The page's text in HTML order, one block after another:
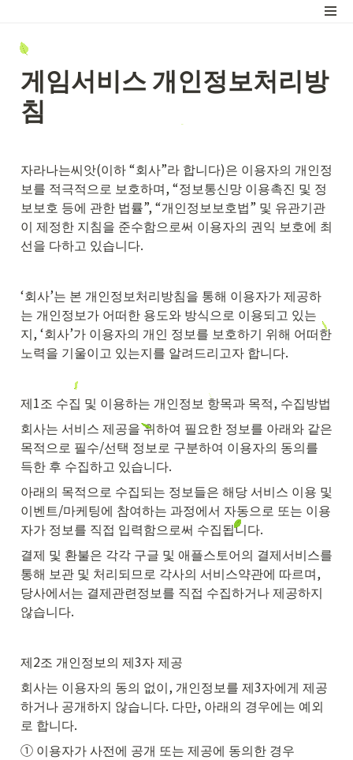
게임서비스 개인정보처리방
침
자라나는씨앗(이하 “회사”라 합니다)은 이용자의 개인정
보를 적극적으로 보호하며, “정보통신망 이용촉진 및 정
보보호 등에 관한 법률”, “개인정보보호법” 및 유관기관
이 제정한 지침을 준수함으로써 이용자의 권익 보호에 최
선을 다하고 있습니다.
‘회사’는 본 개인정보처리방침을 통해 이용자가 제공하
는 개인정보가 어떠한 용도와 방식으로 이용되고 있는
지, ‘회사’가 이용자의 개인 정보를 보호하기 위해 어떠한
노력을 기울이고 있는지를 알려드리고자 합니다.
제1조 수집 및 이용하는 개인정보 항목과 목적, 수집방법
회사는 서비스 제공을 위하여 필요한 정보를 아래와 같은
목적으로 필수/선택 정보로 구분하여 이용자의 동의를
득한 후 수집하고 있습니다.
아래의 목적으로 수집되는 정보들은 해당 서비스 이용 및
이벤트/마케팅에 참여하는 과정에서 자동으로 또는 이용
자가 정보를 직접 입력함으로써 수집됩니다.
결제 및 환불은 각각 구글 및 애플스토어의 결제서비스를
통해 보관 및 처리되므로 각사의 서비스약관에 따르며,
당사에서는 결제관련정보를 직접 수집하거나 제공하지
않습니다.
제2조 개인정보의 제3자 제공
회사는 이용자의 동의 없이, 개인정보를 제3자에게 제공
하거나 공개하지 않습니다. 다만, 아래의 경우에는 예외
로 합니다.
① 이용자가 사전에 공개 또는 제공에 동의한 경우